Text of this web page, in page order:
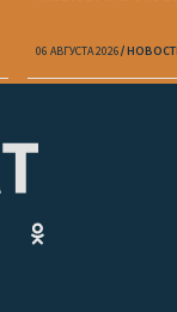
06 АВГУСТА 2026